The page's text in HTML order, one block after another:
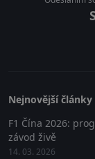
Nejnovější články
F1 Čína 2026:
závod živě
14. 03. 2026